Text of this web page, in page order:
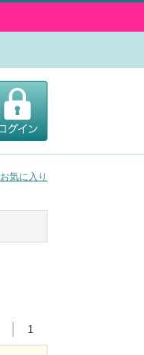
お気に入り
1